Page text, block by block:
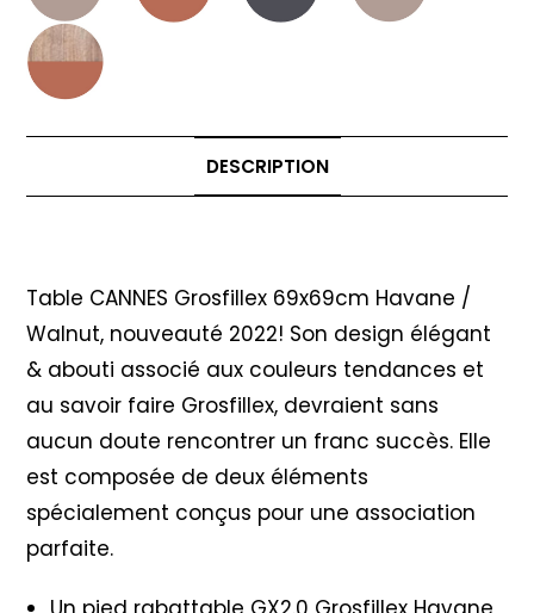
DESCRIPTION
Table CANNES Grosfillex 69x69cm Havane /
Walnut, nouveauté 2022! Son design élégant
& abouti associé aux couleurs tendances et
au savoir faire Grosfillex, devraient sans
aucun doute rencontrer un franc succès. Elle
est composée de deux éléments
spécialement conçus pour une association
parfaite.